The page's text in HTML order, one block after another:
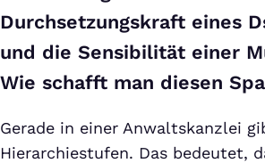
Durchsetzungskraft eines
und die Sensibilität einer
Wie schafft man diesen
Gerade in einer Anwaltskanzlei
Hierarchiestufen. Das bedeutet,